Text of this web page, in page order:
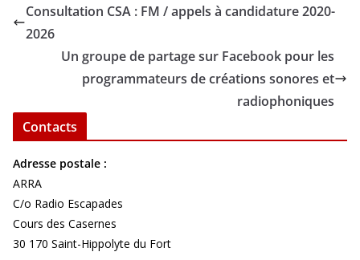
Consultation CSA : FM / appels à candidature 2020-
2026
Un groupe de partage sur Facebook pour les
programmateurs de créations sonores et
radiophoniques
Contacts
Adresse postale :
ARRA
C/o Radio Escapades
Cours des Casernes
30 170 Saint-Hippolyte du Fort